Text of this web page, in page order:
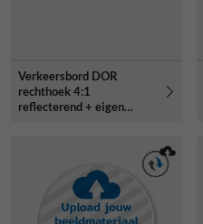
Verkeersbord DOR
rechthoek 4:1
reflecterend + eigen